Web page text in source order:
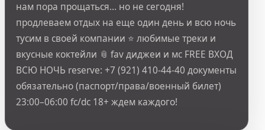
нам пора прощаться… но не сегодня!
продлеваем отдых на еще один день и всю ночь
тусим в своей компании ⭐ любимые треки и
вкусные коктейли 📎 fav диджеи и мс FREE ВХОД
ВСЮ НОЧЬ reserve: +7 (921) 410-44-40 документы
обязательно (паспорт/права/военный билет)
23:00–06:00 fc/dc 18+ ждем каждого!